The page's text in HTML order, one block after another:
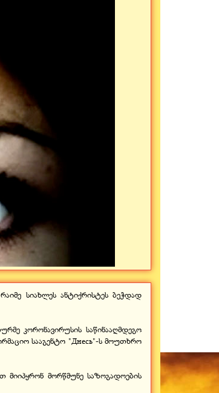
სიახლეს ანტიქრისტეს ბეჭდად
კორონავირუსის საწინააღმდეგო
სააგენტო "Днесь"-ს მოუთხრო
მორწმუნე საზოგადოების